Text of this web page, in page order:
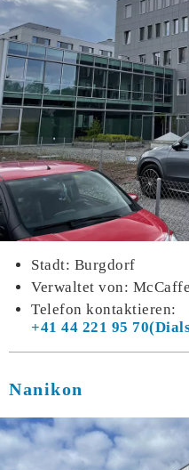
Stadt: Burgdorf
Verwaltet von:
Telefon kontaktieren:
+41 44 221 95 70
Nanikon